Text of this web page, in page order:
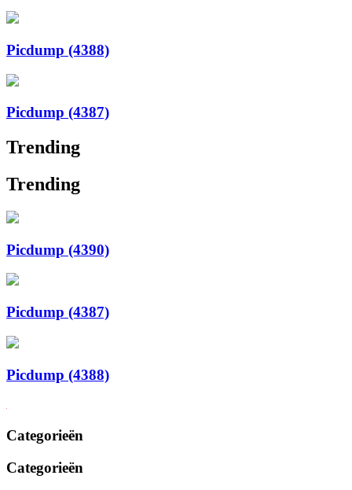
Picdump (4388)
Picdump (4387)
Trending
Trending
Picdump (4390)
Picdump (4387)
Picdump (4388)
Categorieën
Categorieën